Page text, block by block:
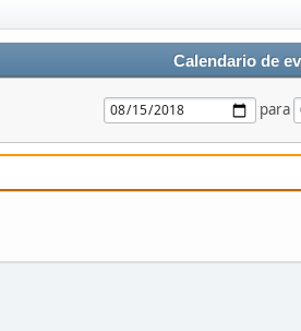
Calendario de
para